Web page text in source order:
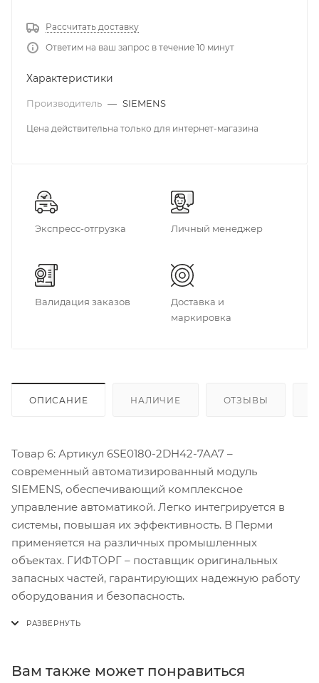
Рассчитать доставку
Ответим на ваш запрос в течение 10 минут
Характеристики
Производитель — SIEMENS
Цена действительна только для интернет-магазина
Экспресс-отгрузка Личный менеджер
Валидация заказов
Доставка и
маркировка
ОПИСАНИЕ НАЛИЧИЕ ОТЗЫВЫ
Товар 6: Артикул 6SE0180-2DH42-7AA7 –
современный автоматизированный модуль
SIEMENS, обеспечивающий комплексное
управление автоматикой. Легко интегрируется в
системы, повышая их эффективность. В Перми
применяется на различных промышленных
объектах. ГИФТОРГ – поставщик оригинальных
запасных частей, гарантирующих надежную работу
оборудования и безопасность.
Вам также может понравиться